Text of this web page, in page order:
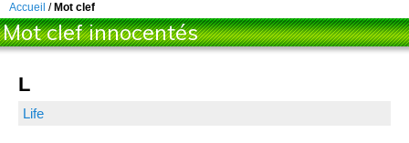
Accueil / Mot clef
Mot clef innocentés
L
Life